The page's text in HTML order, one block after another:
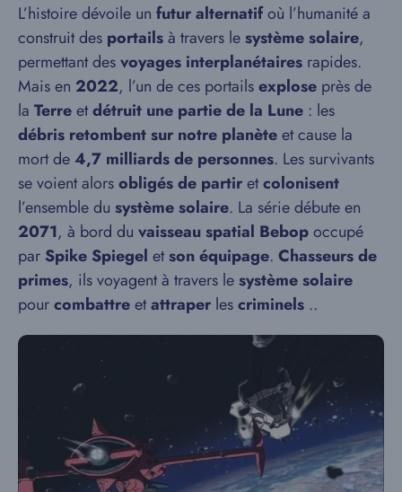
L’histoire dévoile un futur alternatifoù l’humanité a
construit des portailsà travers lesystème solaire,
permettant desvoyages interplanétaires rapides.
Mais en 2022, l’un de ces portailsexplose près de
la Terreetdétruit une partie de la Lune : les
débris retombent sur notre planèteet cause la
mort de4,7 milliards de personnes. Les survivants
se voient alorsobligés de partiretcolonisent
l’ensemble du système solaire. La série débute en
2071, à bord du vaisseau spatial Bebopoccupé
par Spike Spiegel etson équipage. Chasseurs de
primes, ils voyagent à travers lesystème solaire
pourcombattreetattraper lescriminels ..